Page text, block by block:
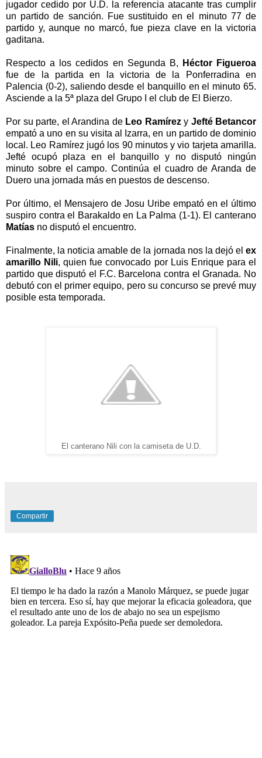
jugador cedido por U.D. la referencia atacante tras cumplir
un partido de sanción. Fue sustituido en el minuto 77 de
partido y, aunque no marcó, fue pieza clave en la victoria
gaditana.
Respecto a los cedidos en Segunda B,
Héctor Figueroa
fue de la partida en la victoria de la Ponferradina en
Palencia (0-2), saliendo desde el banquillo en el minuto 65.
Asciende a la 5ª plaza del Grupo I el club de El Bierzo.
Por su parte, el Arandina de Leo Ramírezy Jefté Betancor
empató a uno en su visita al Izarra, en un partido de dominio
local. Leo Ramírez jugó los 90 minutos y vio tarjeta amarilla.
Jefté ocupó plaza en el banquillo y no disputó ningún
minuto sobre el campo. Continúa el cuadro de Aranda de
Duero una jornada más en puestos de descenso.
Por último, el Mensajero de Josu Uribe empató en el último
suspiro contra el Barakaldo en La Palma (1-1). El canterano
Matías no disputó el encuentro.
Finalmente, la noticia amable de la jornada nos la dejó el ex
amarillo Nili, quien fue convocado por Luis Enrique para el
partido que disputó el F.C. Barcelona contra el Granada. No
debutó con el primer equipo, pero su concurso se prevé muy
posible esta temporada.
El canterano Nili con la camiseta de U.D.
Compartir